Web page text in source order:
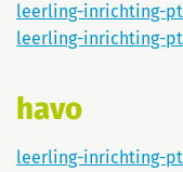
leerling-inrichting-
leerling-inrichting-
havo
leerling-inrichting-